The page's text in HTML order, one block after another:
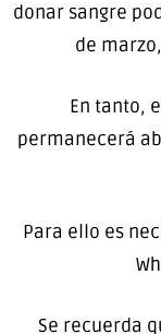
donar sangre
de
En tanto,
permanecerá
Para ello es
Se recuerda